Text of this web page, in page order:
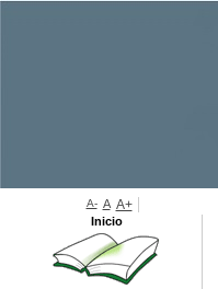
A- A A+
Inicio